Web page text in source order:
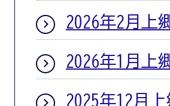
2026年2月上
2026年1月上
2025年12月